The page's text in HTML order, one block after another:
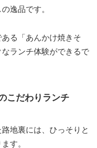
逸品です。
る「あんかけ焼きそ
ランチ体験ができるで
こだわりランチ
地裏には、ひっそりと
す。